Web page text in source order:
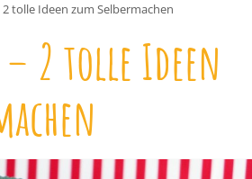
tolle Ideen zum Selbermachen
– 2 tolle Ideen